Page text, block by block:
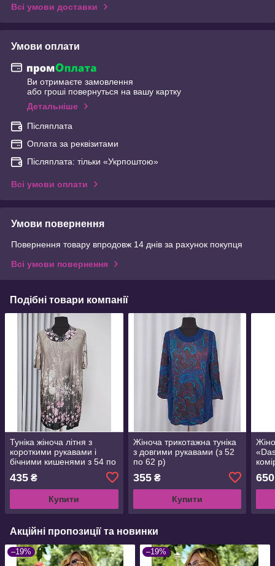
Всі умови доставки
Умови оплати
Ви отримаєте замовлення
або гроші повернуться на вашу картку
Детальніше
Післяплата
Оплата за реквізитами
Післяплата: тільки «Укрпоштою»
Всі умови оплати
Умови повернення
Повернення товару впродовж 14 днів за рахунок покупця
Всі умови повернення
Подібні товари компанії
Туніка жіноча літня з
короткими рукавами і
бічними кишенями з 54 по
435 ₴
Купити
Жіноча трикотажна туніка
з довгими рукавами (з 52
по 62 р)
355₴
Купити
650
Акційні пропозиції та новинки
–19% –19%